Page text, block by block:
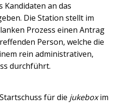
Kandidaten an das
Die Station stellt im
Prozess einen Antrag
Person, welche die
rein administrativen,
durchführt.
für die jukeboxim